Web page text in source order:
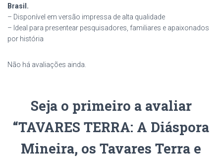
Brasil.
– Disponível em versão impressa de alta qualidade
– Ideal para presentear pesquisadores, familiares e apaixonados
por história
Não há avaliações ainda.
Seja o primeiro a avaliar
“TAVARES TERRA: A Diáspora
Mineira, os Tavares Terra e